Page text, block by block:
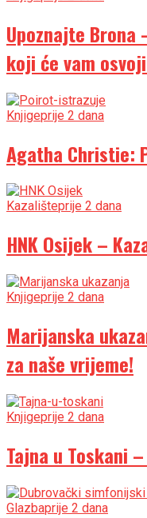
Upoznajte
koji će vam
Knjigeprije 2 dana
Agatha Christie:
Kazališteprije 2 dana
HNK Osijek –
Knjigeprije 2 dana
Marijanska
za naše vrijeme!
Knjigeprije 2 dana
Tajna u Toskani
Glazbaprije 2 dana